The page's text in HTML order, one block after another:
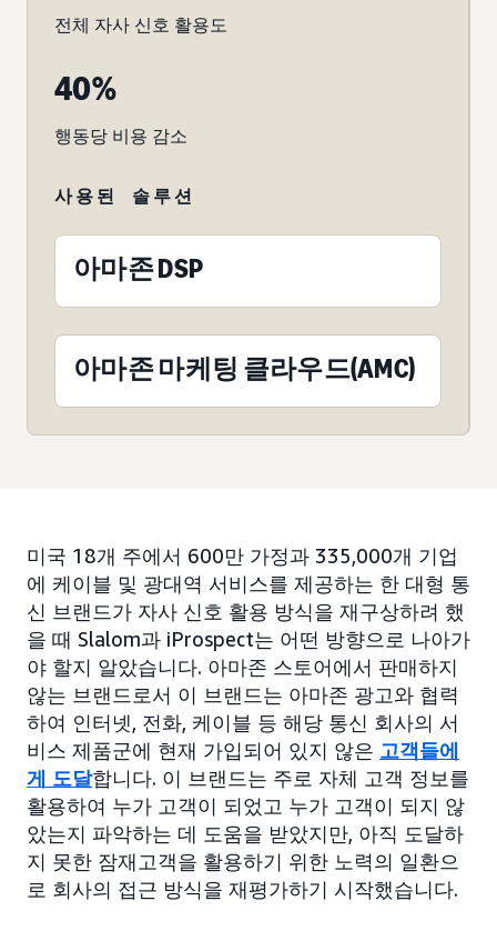
전체 자사 신호 활용도
40%
행동당 비용 감소
사용된 솔루션
아마존 DSP
아마존 마케팅 클라우드(AMC)
미국 18개 주에서 600만 가정과 335,000개 기업
에 케이블 및 광대역 서비스를 제공하는 한 대형 통
신 브랜드가 자사 신호 활용 방식을 재구상하려 했
을 때 Slalom과 iProspect는 어떤 방향으로 나아가
야 할지 알았습니다. 아마존 스토어에서 판매하지
않는 브랜드로서 이 브랜드는 아마존 광고와 협력
하여 인터넷, 전화, 케이블 등 해당 통신 회사의 서
비스 제품군에 현재 가입되어 있지 않은 고객들에
게 도달합니다. 이 브랜드는 주로 자체 고객 정보를
활용하여 누가 고객이 되었고 누가 고객이 되지 않
았는지 파악하는 데 도움을 받았지만, 아직 도달하
지 못한 잠재고객을 활용하기 위한 노력의 일환으
로 회사의 접근 방식을 재평가하기 시작했습니다.